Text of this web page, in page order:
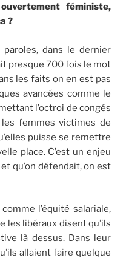
féministe,
?
paroles, dans le dernier
presque 700 fois le mot
les faits on en est pas
avancées comme le
l’octroi de congés
les femmes victimes de
puisse se remettre
place. C’est un enjeu
qu’on défendait, on est
l’équité salariale,
les libéraux disent qu’ils
là dessus. Dans leur
allaient faire quelque